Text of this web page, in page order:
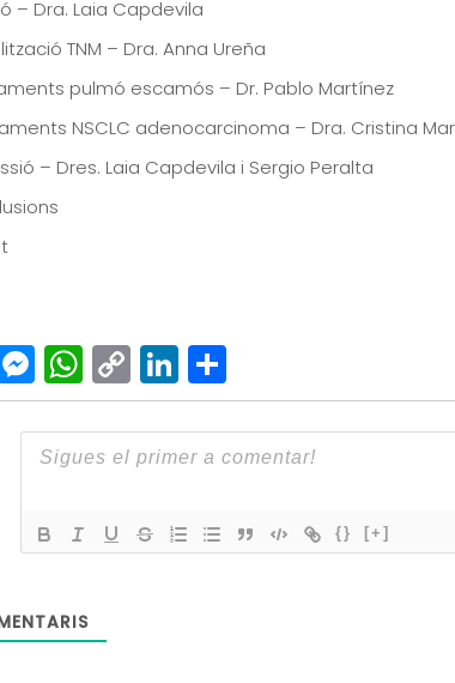
– Dra. Laia Capdevila
TNM – Dra. Anna Ureña
pulmó escamós – Dr. Pablo Martínez
NSCLC adenocarcinoma – Dra. Cristina
– Dres. Laia Capdevila i Sergio Peralta
Messenger
WhatsApp
Copy
Link
LinkedIn
Comparteix
{} [+]